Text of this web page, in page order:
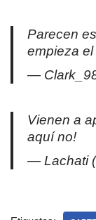
Parecen
empieza el
—
Vienen a
aquí no!
— Lachati